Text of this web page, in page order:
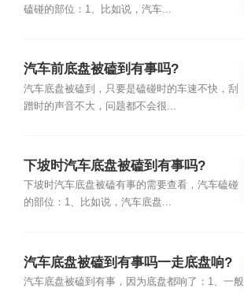
磕碰的部位：1、比如说，汽车...
汽车前底盘被磕到有事吗?
汽车底盘被磕到，只要是磕碰时的车速不快，刮
蹭时的声音不大，问题都不会很...
下坡时汽车底盘被磕到有事吗?
下坡时汽车底盘被磕有事的需要查看，汽车磕碰
的部位：1、比如说，汽车底盘...
汽车底盘被磕到有事吗一走底盘响?
汽车底盘被磕到有事，因为底盘都响了：1、一般